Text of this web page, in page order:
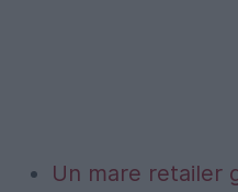
Un mare retailer